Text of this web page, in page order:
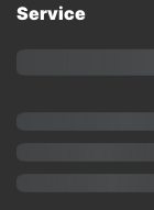
Service